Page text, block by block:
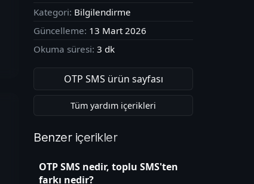
Kategori: Bilgilendirme
Güncelleme: 13 Mart 2026
Okuma süresi: 3 dk
OTP SMS ürün sayfası
Tüm yardım içerikleri
Benzer içerikler
OTP SMS nedir, toplu SMS'ten
farkı nedir?